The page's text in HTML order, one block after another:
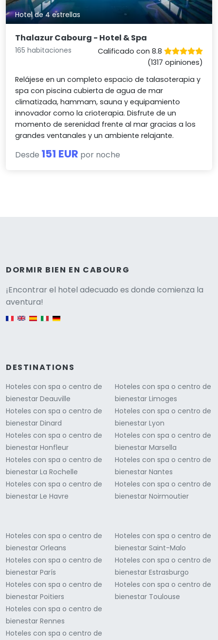
Hotel de 4 estrellas
Thalazur Cabourg - Hotel & Spa
165 habitaciones
Calificado con 8.8
(1317 opiniones)
Relájese en un completo espacio de talasoterapia y
spa con piscina cubierta de agua de mar
climatizada, hammam, sauna y equipamiento
innovador como la crioterapia. Disfrute de un
momento de serenidad frente al mar gracias a los
grandes ventanales y un ambiente relajante.
Desde 151 EUR por noche
DORMIR BIEN EN CABOURG
¡Encontrar el hotel adecuado es donde comienza la
aventura!
DESTINATIONS
Hoteles con spa o centro de
bienestar Deauville
Hoteles con spa o centro de
bienestar Dinard
Hoteles con spa o centro de
bienestar Honfleur
Hoteles con spa o centro de
bienestar La Rochelle
Hoteles con spa o centro de
bienestar Le Havre
Hoteles con spa o centro de
bienestar Limoges
Hoteles con spa o centro de
bienestar Lyon
Hoteles con spa o centro de
bienestar Marsella
Hoteles con spa o centro de
bienestar Nantes
Hoteles con spa o centro de
bienestar Noirmoutier
Hoteles con spa o centro de
bienestar Orleans
Hoteles con spa o centro de
bienestar París
Hoteles con spa o centro de
bienestar Poitiers
Hoteles con spa o centro de
bienestar Rennes
Hoteles con spa o centro de
Hoteles con spa o centro de
bienestar Saint-Malo
Hoteles con spa o centro de
bienestar Estrasburgo
Hoteles con spa o centro de
bienestar Toulouse